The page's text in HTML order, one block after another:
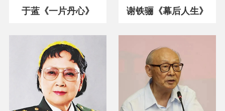
于蓝《一片丹心》 谢铁骊《幕后人生》